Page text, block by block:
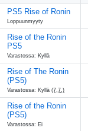
PS5 Rise of Ronin
Loppuunmyyty
Rise of the Ronin
PS5
Varastossa: Kyllä
Rise of The Ronin
(PS5)
Varastossa: Kyllä (7.7.)
Rise of the Ronin
(PS5)
Varastossa: Ei